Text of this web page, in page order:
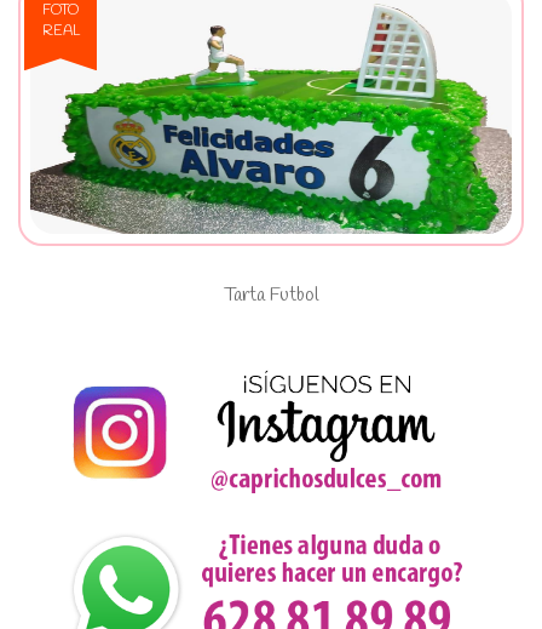
FOTO
REAL
Ver Tarta Futbol
Tarta Futbol